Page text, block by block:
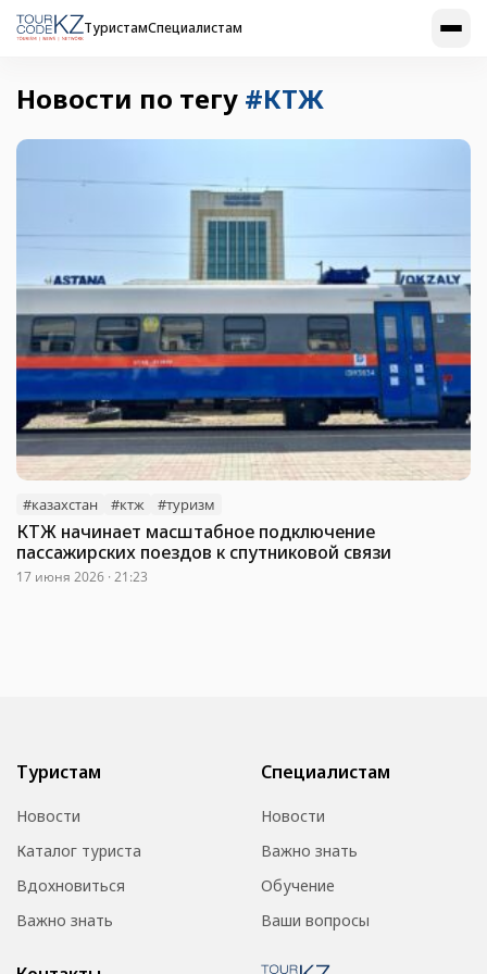
ТуристамСпециалистам
Новости по тегу #КТЖ
#казахстан #ктж #туризм
КТЖ начинает масштабное подключение
пассажирских поездов к спутниковой связи
17 июня 2026 · 21:23
Туристам
Новости
Каталог туриста
Вдохновиться
Важно знать
Специалистам
Новости
Важно знать
Обучение
Ваши вопросы